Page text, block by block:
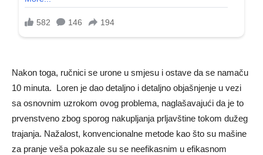
Nakon toga, ručnici se urone u smjesu i ostave da se namaču
10 minuta. Loren je dao detaljno i detaljno objašnjenje u vezi
sa osnovnim uzrokom ovog problema, naglašavajući da je to
prvenstveno zbog sporog nakupljanja prljavštine tokom dužeg
trajanja. Nažalost, konvencionalne metode kao što su mašine
za pranje veša pokazale su se neefikasnim u efikasnom